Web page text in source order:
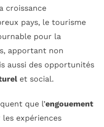
croissance
pays, le tourisme
pour la
apportant non
aussi des opportunités
et social.
que l’engouement
expériences